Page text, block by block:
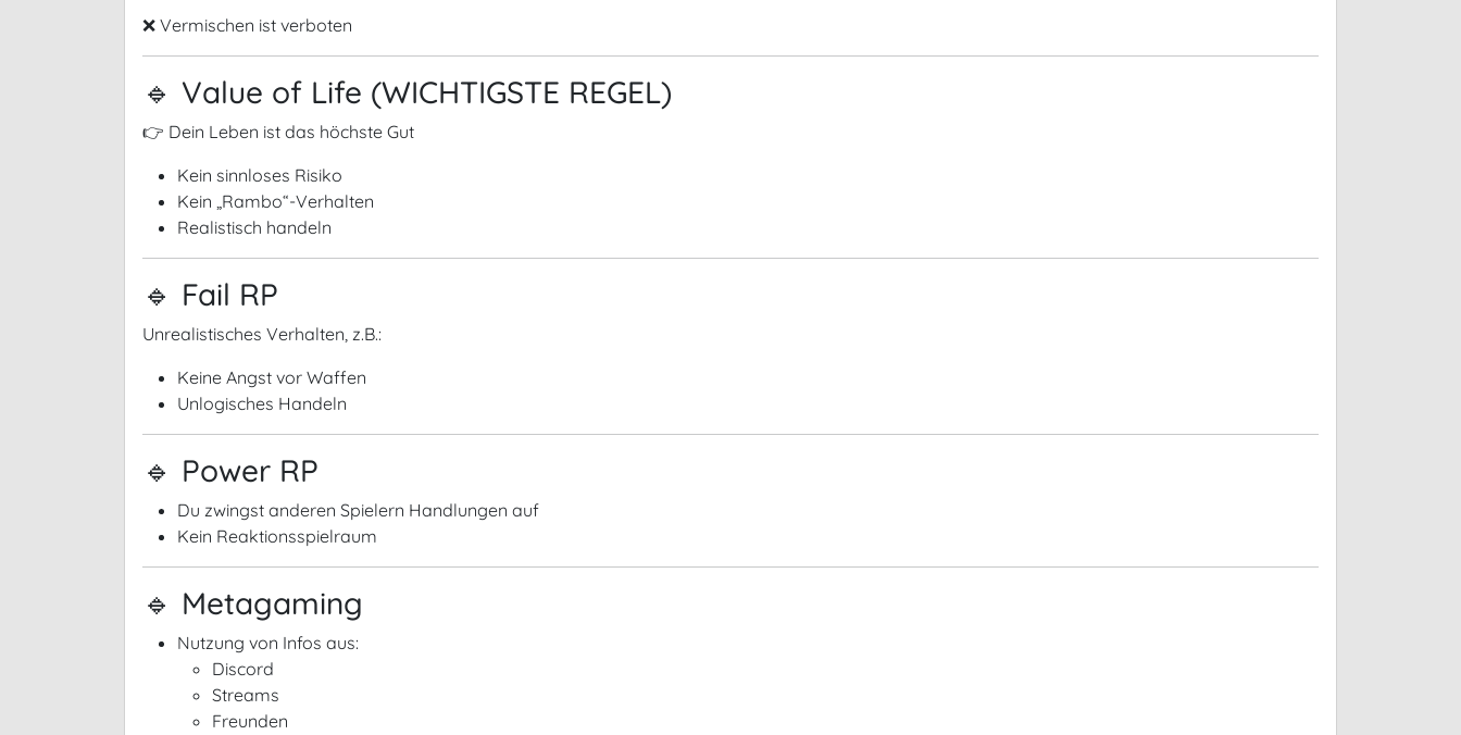
❌ Vermischen ist verboten
🔹 Value of Life (WICHTIGSTE REGEL)
👉 Dein Leben ist das höchste Gut
Kein sinnloses Risiko
Kein „Rambo“-Verhalten
Realistisch handeln
🔹 Fail RP
Unrealistisches Verhalten, z.B.:
Keine Angst vor Waffen
Unlogisches Handeln
🔹 Power RP
Du zwingst anderen Spielern Handlungen auf
Kein Reaktionsspielraum
🔹 Metagaming
Nutzung von Infos aus:
Discord
Streams
Freunden